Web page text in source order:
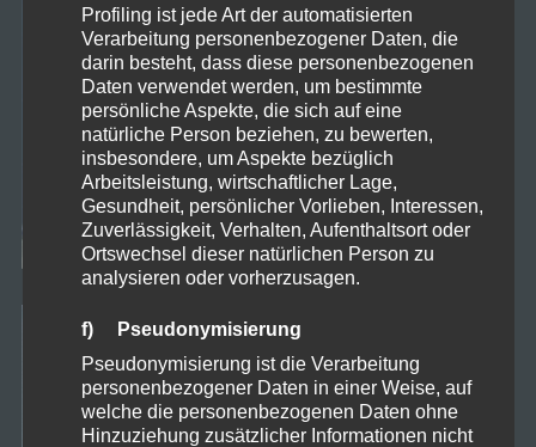
Profiling ist jede Art der automatisierten
Verarbeitung personenbezogener Daten, die
darin besteht, dass diese personenbezogenen
Daten verwendet werden, um bestimmte
persönliche Aspekte, die sich auf eine
natürliche Person beziehen, zu bewerten,
insbesondere, um Aspekte bezüglich
Arbeitsleistung, wirtschaftlicher Lage,
Gesundheit, persönlicher Vorlieben, Interessen,
Zuverlässigkeit, Verhalten, Aufenthaltsort oder
Ortswechsel dieser natürlichen Person zu
analysieren oder vorherzusagen.
f) Pseudonymisierung
Pseudonymisierung ist die Verarbeitung
personenbezogener Daten in einer Weise, auf
welche die personenbezogenen Daten ohne
Hinzuziehung zusätzlicher Informationen nicht